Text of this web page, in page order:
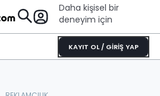
Daha kişisel bir
deneyim için
KAYIT OL / GİRİŞ YAP